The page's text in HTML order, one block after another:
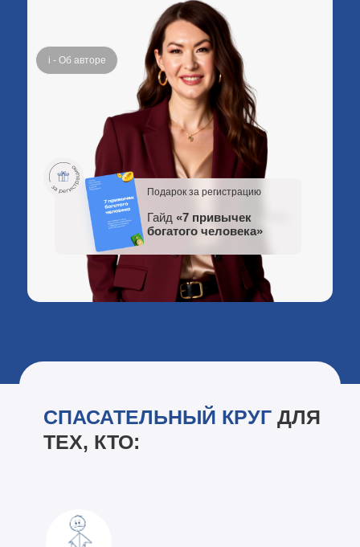
Гайд «7 привычек
богатого человека»
Подарок за регистрацию
i - Об авторе
СПАСАТЕЛЬНЫЙ КРУГ ДЛЯ
ТЕХ, КТО: